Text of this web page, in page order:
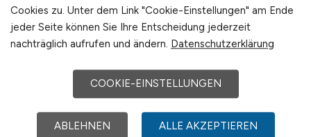
Typische Aufgaben in
Meinerzhagen
Annahme und Sichtprüfung
eingehender Retouren
Erfassung und Bewertung der Ware
Cookies zu. Unter dem Link "Cookie-Einstellungen" am Ende
jeder Seite können Sie Ihre Entscheidung jederzeit
nachträglich aufrufen und ändern. Datenschutzerklärung
COOKIE-EINSTELLUNGEN
ABLEHNEN ALLE AKZEPTIEREN